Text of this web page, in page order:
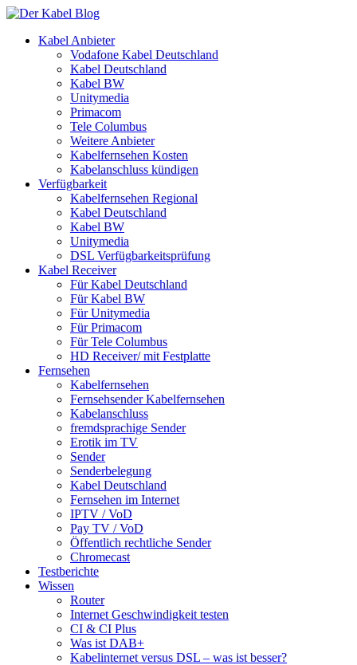
Kabel Anbieter
Vodafone Kabel Deutschland
Kabel Deutschland
Kabel BW
Unitymedia
Primacom
Tele Columbus
Weitere Anbieter
Kabelfernsehen Kosten
Kabelanschluss kündigen
Verfügbarkeit
Kabelfernsehen Regional
Kabel Deutschland
Kabel BW
Unitymedia
DSL Verfügbarkeitsprüfung
Kabel Receiver
Für Kabel Deutschland
Für Kabel BW
Für Unitymedia
Für Primacom
Für Tele Columbus
HD Receiver/ mit Festplatte
Fernsehen
Kabelfernsehen
Fernsehsender Kabelfernsehen
Kabelanschluss
fremdsprachige Sender
Erotik im TV
Sender
Senderbelegung
Kabel Deutschland
Fernsehen im Internet
IPTV / VoD
Pay TV / VoD
Öffentlich rechtliche Sender
Chromecast
Testberichte
Wissen
Router
Internet Geschwindigkeit testen
CI & CI Plus
Was ist DAB+
Kabelinternet versus DSL – was ist besser?